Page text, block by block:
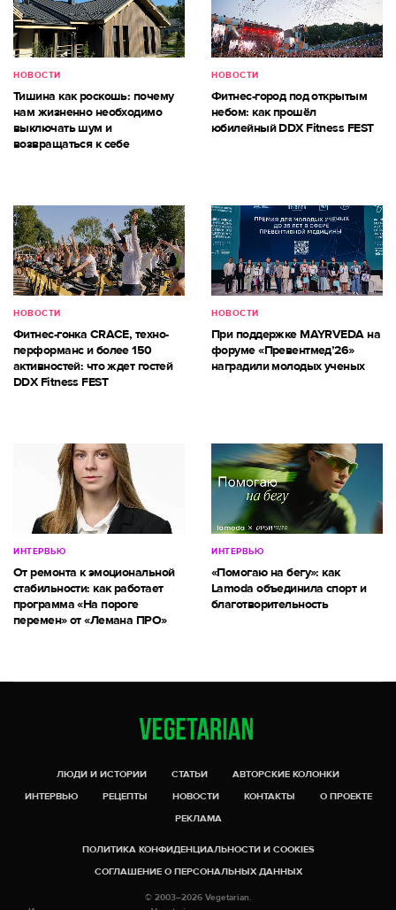
НОВОСТИ
Тишина как роскошь: почему
нам жизненно необходимо
выключать шум и
возвращаться к себе
НОВОСТИ
Фитнес-город под открытым
небом: как прошёл
юбилейный DDX Fitness FEST
НОВОСТИ
Фитнес-гонка CRACE, техно-
перформанс и более 150
активностей: что ждет гостей
DDX Fitness FEST
НОВОСТИ
При поддержке MAYRVEDA на
форуме «Превентмед’26»
наградили молодых ученых
ИНТЕРВЬЮ
От ремонта к эмоциональной
стабильности: как работает
программа «На пороге
перемен» от «Лемана ПРО»
ИНТЕРВЬЮ
«Помогаю на бегу»: как
Lamoda объединила спорт и
благотворительность
ЛЮДИ И ИСТОРИИ СТАТЬИ
АВТОРСКИЕ КОЛОНКИ
ИНТЕРВЬЮ
РЕЦЕПТЫ НОВОСТИ КОНТАКТЫ
О ПРОЕКТЕ
РЕКЛАМА
ПОЛИТИКА КОНФИДЕНЦИАЛЬНОСТИ И COOKIES
СОГЛАШЕНИЕ О ПЕРСОНАЛЬНЫХ ДАННЫХ
© 2003–2026 Vegetarian.